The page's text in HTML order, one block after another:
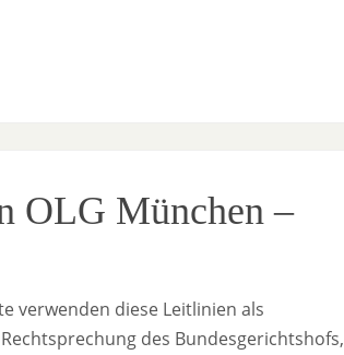
OLG München –
verwenden diese Leitlinien als
des Bundesgerichtshofs,